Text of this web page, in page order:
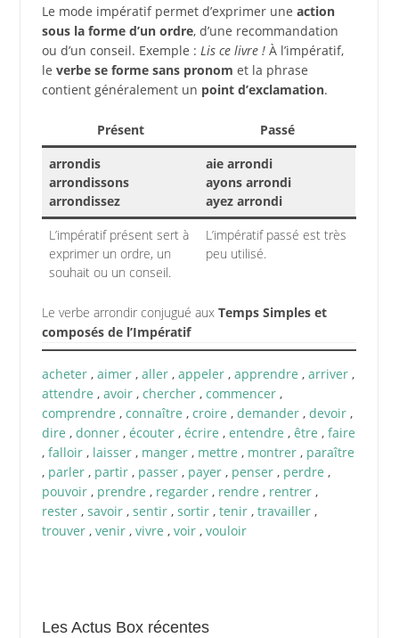
Le mode impératif permet d’exprimer une action
sous la forme d’un ordre, d’une recommandation
ou d’un conseil. Exemple : Lis ce livre !À l’impératif,
le verbe se forme sans pronom et la phrase
contient généralement un point d’exclamation.
Présent
Passé
arrondis
arrondissons
arrondissez
aie arrondi
ayons arrondi
ayez arrondi
L’impératif présent sert à
exprimer un ordre, un
souhait ou un conseil.
L’impératif passé est très
peu utilisé.
Le verbe arrondir conjugué aux Temps Simples et
composés de l’Impératif
acheter, aimer, aller, appeler, apprendre , arriver,
attendre , avoir, chercher, commencer,
comprendre , connaître , croire , demander, devoir,
dire , donner, écouter, écrire , entendre , être , faire
, falloir, laisser, manger, mettre , montrer, paraître
, parler, partir, passer, payer, penser, perdre ,
pouvoir, prendre , regarder, rendre , rentrer,
rester, savoir, sentir, sortir, tenir, travailler,
trouver, venir, vivre , voir, vouloir
Les Actus Box récentes